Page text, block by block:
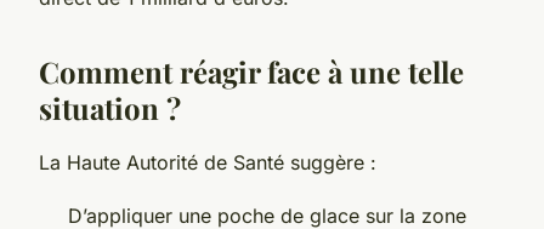
Comment réagir face à une telle
situation ?
La Haute Autorité de Santé suggère :
D’appliquer une poche de glace sur la zone